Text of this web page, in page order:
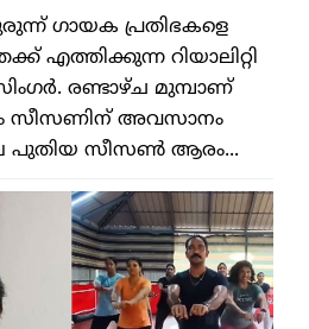
ഗായക പ്രതിഭകളെ
എത്തിക്കുന്ന റിയാലിറ്റി
രണ്ടാഴ്ച മുമ്പാണ്
സീസണിന് അവസാനം
പുതിയ സീസണ്‍ ആരം...